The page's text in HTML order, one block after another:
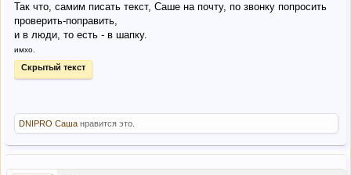
Так что, самим писать текст, Саше на почту, по звонку попросить
проверить-поправить,
и в люди, то есть - в шапку.
имхо.
Скрытый текст
DNIPRO Саша нравится это.